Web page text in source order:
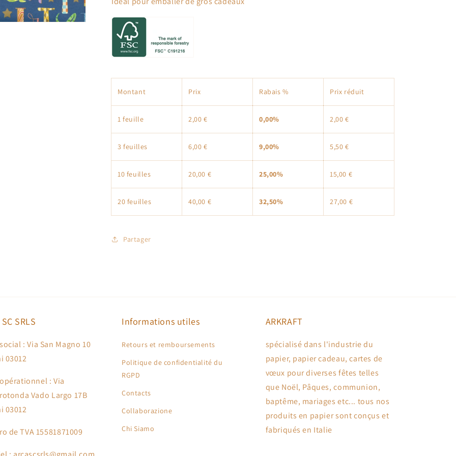
Montant Prix Rabais % Prix ​​réduit
1 feuille 2,00 € 0,00% 2,00 €
3 feuilles 6,00 € 9,00% 5,50 €
10 feuilles 20,00 € 25,00% 15,00 €
20 feuilles 40,00 € 32,50% 27,00 €
Partager
SRLS
: Via San Magno 10
03012
: Via
Vado Largo 17B
03012
de TVA 15581871009
Informations utiles
Retours et remboursements
Politique de confidentialité du
RGPD
Contacts
Collaborazione
Chi Siamo
ARKRAFT
spécialisé dans l'industrie du
papier, papier cadeau, cartes de
vœux pour diverses fêtes telles
que Noël, Pâques, communion,
baptême, mariages etc... tous nos
produits en papier sont conçus et
fabriqués en Italie